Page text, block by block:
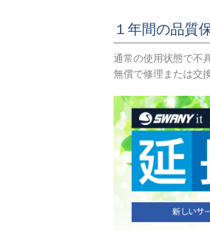
１年間の品質
通常の使用状態で不
無償で修理または交